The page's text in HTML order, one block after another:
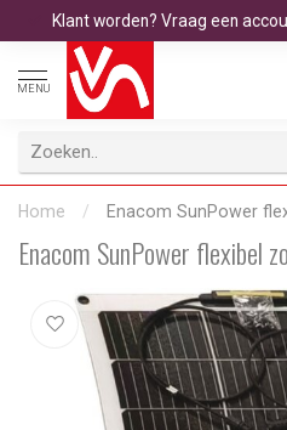
Klant worden? Vraag een
MENU
Home / Enacom SunPower
Enacom SunPower flexibel